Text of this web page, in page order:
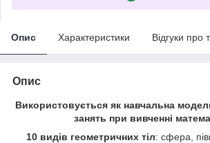
Опис Характеристики Відгуки про
Опис
Використовується як навчальна
занять при вивченні
10 видів геометричних тіл: сфера,